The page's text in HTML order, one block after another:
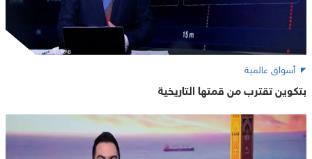
أسواق عالمية
بتكوين تقترب من قمتها التاريخية